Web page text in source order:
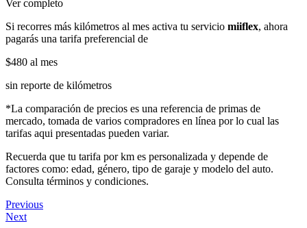
Ver completo
Si recorres más kilómetros al mes activa tu servicio miiflex, ahora
pagarás una tarifa preferencial de
$480 al mes
sin reporte de kilómetros
*La comparación de precios es una referencia de primas de
mercado, tomada de varios compradores en línea por lo cual las
tarifas aqui presentadas pueden variar.
Recuerda que tu tarifa por km es personalizada y depende de
factores como: edad, género, tipo de garaje y modelo del auto.
Consulta términos y condiciones.
Previous
Next